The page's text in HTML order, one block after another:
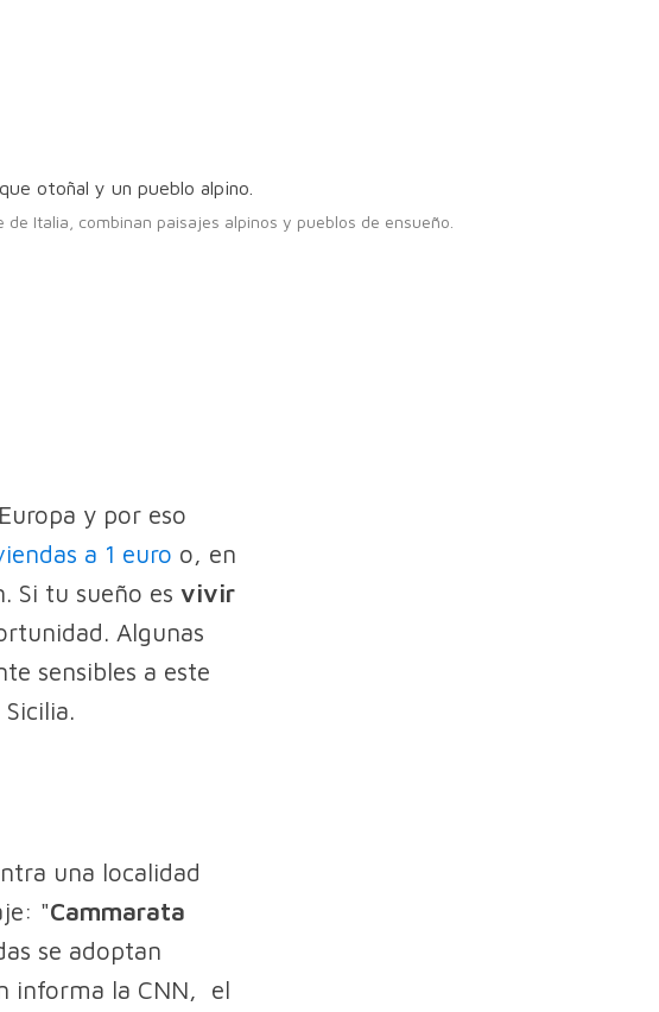
Italia, combinan paisajes alpinos y pueblos de ensueño.
y por eso
a 1 euro o, en
Si tu sueño es vivir
Algunas
sensibles a este
una localidad
"Cammarata
se adoptan
informa la CNN, el